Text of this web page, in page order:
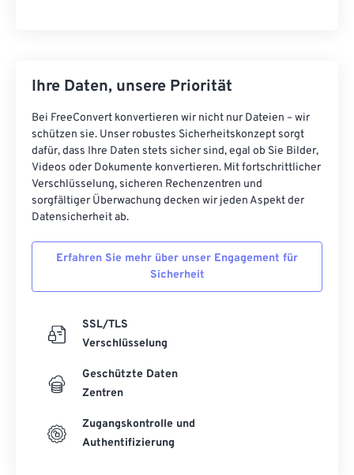
Ihre Daten, unsere Priorität
Bei FreeConvert konvertieren wir nicht nur Dateien – wir
schützen sie. Unser robustes Sicherheitskonzept sorgt
dafür, dass Ihre Daten stets sicher sind, egal ob Sie Bilder,
Videos oder Dokumente konvertieren. Mit fortschrittlicher
Verschlüsselung, sicheren Rechenzentren und
sorgfältiger Überwachung decken wir jeden Aspekt der
Datensicherheit ab.
Erfahren Sie mehr über unser Engagement für
Sicherheit
SSL/TLS
Verschlüsselung
Geschützte Daten
Zentren
Zugangskontrolle und
Authentifizierung